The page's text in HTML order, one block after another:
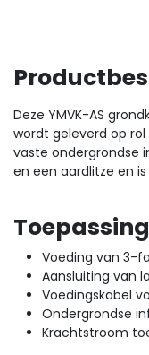
Deze YMVK-AS
wordt geleverd op
vaste ondergrondse
en een aardlitze en
Voeding van 3-
Aansluiting van
Voedingskabel
Ondergrondse
Krachtstroom